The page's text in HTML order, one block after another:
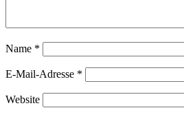
Name *
E-Mail-Adresse *
Website